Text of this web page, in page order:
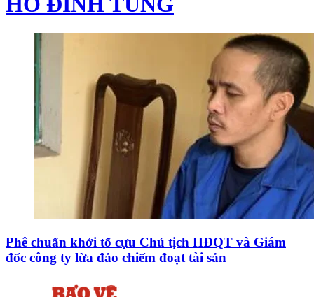
Phê chuẩn khởi tố cựu Chủ tịch HĐQT và Giám
đốc công ty lừa đảo chiếm đoạt tài sản